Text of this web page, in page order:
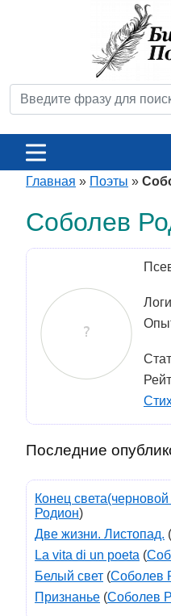
Главная » Поэты »
Соболев
Последние
Конец
Родион)
Две жизни. Листопад. (
La vita di un poeta (
Белый свет (Соболев
Признанье (Соболев